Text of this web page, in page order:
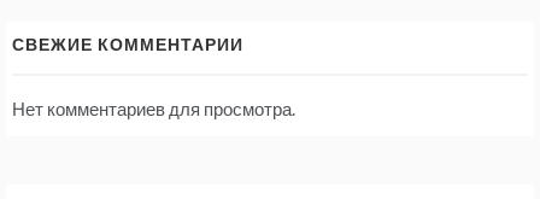
СВЕЖИЕ КОММЕНТАРИИ
Нет комментариев для просмотра.